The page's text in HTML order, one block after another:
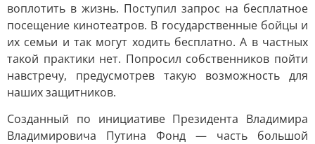
воплотить в жизнь. Поступил запрос на бесплатное
посещение кинотеатров. В государственные бойцы и
их семьи и так могут ходить бесплатно. А в частных
такой практики нет. Попросил собственников пойти
навстречу, предусмотрев такую возможность для
наших защитников.
Созданный по инициативе Президента Владимира
Владимировича Путина Фонд — часть большой